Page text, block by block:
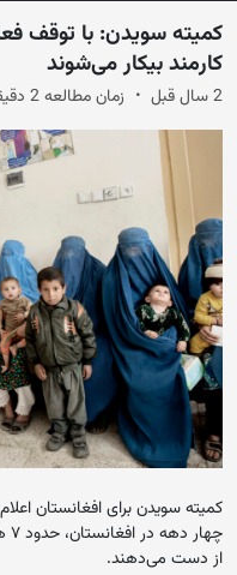
کارمند بیکار می‌شوند
2 سال قبل زمان مطالعه 2 دقیقه
کمیته سویدن برای افغانستان
از دست می‌دهند.